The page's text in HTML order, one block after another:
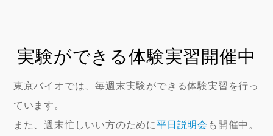
実験ができる体験実習開催中
東京バイオでは、毎週末実験ができる体験実習を行っ
ています。
また、週末忙しいい方のために平日説明会 も開催中。